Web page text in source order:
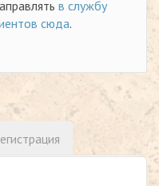
в службу
сюда.